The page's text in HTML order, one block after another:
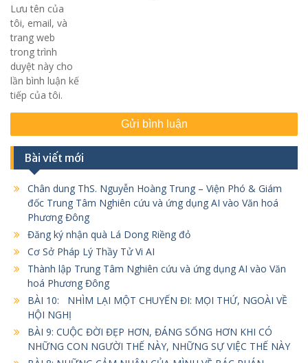
Lưu tên của
tôi, email, và
trang web
trong trình
duyệt này cho
lần bình luận kế
tiếp của tôi.
Bài viết mới
Chân dung ThS. Nguyễn Hoàng Trung – Viện Phó & Giám
đốc Trung Tâm Nghiên cứu và ứng dụng AI vào Văn hoá
Phương Đông
Đăng ký nhận quà Lá Dong Riềng đỏ
Cơ Sở Pháp Lý Thầy Tử Vi AI
Thành lập Trung Tâm Nghiên cứu và ứng dụng AI vào Văn
hoá Phương Đông
BÀI 10: NHÌM LẠI MỘT CHUYẾN ĐI: MỌI THỨ, NGOÀI VỀ
HỘI NGHỊ
BÀI 9: CUỘC ĐỜI ĐẸP HƠN, ĐÁNG SỐNG HƠN KHI CÓ
NHỮNG CON NGƯỜI THẾ NÀY, NHỮNG SỰ VIỆC THẾ NÀY